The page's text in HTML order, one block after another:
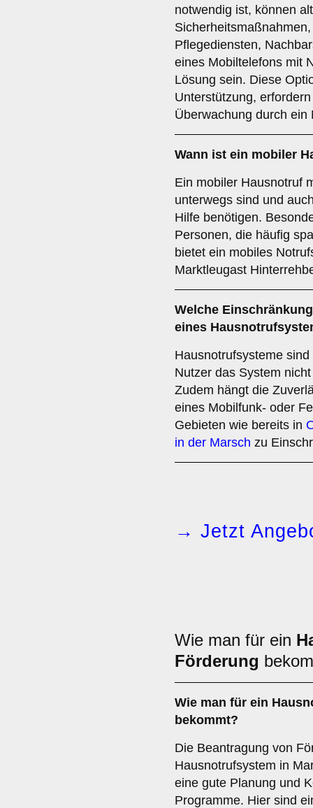
notwendig ist, können
Pflegediensten,
eines Mobiltelefons mit
Lösung sein. Diese
Unterstützung,
Überwachung durch ein
Wann ist ein mobiler
Ein mobiler Hausnotruf
unterwegs sind und
Hilfe benötigen.
Personen, die häufig
bietet ein mobiles
Marktleugast
Welche
eines
Hausnotrufsysteme
Nutzer das System
Zudem hängt die
eines Mobilfunk- oder
Gebieten wie bereits in
in der Marsch zu
→ Jetzt
Wie man für ein
Förderung
Wie man für ein
bekommt?
Die Beantragung von
Hausnotrufsystem in
eine gute Planung und
Programme. Hier sind